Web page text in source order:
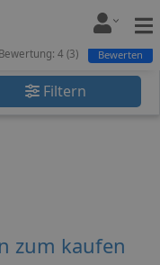
Filtern
Bewertung: 4 (3) Bewerten
zum kaufen